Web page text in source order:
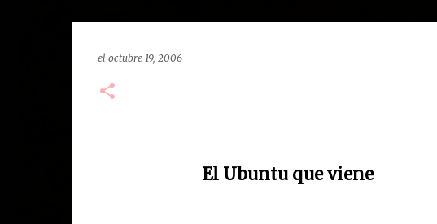
el octubre 19, 2006
El Ubuntu que viene